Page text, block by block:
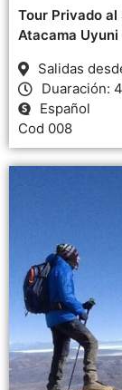
Tour Privado al
Atacama
Salidas
Duaración:
Español
Cod 008